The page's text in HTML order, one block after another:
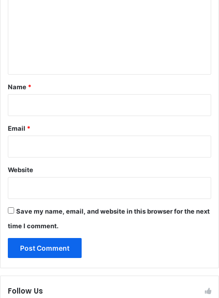
*
Name *
Email *
Website
Save my name, email, and website in this browser for the next
time I comment.
Follow Us